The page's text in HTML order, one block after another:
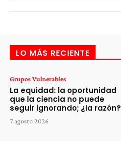
LO MÁS RECIENTE
Grupos Vulnerables
La equidad: la oportunidad
que la ciencia no puede
seguir ignorando; ¿la razón?
7 agosto 2026